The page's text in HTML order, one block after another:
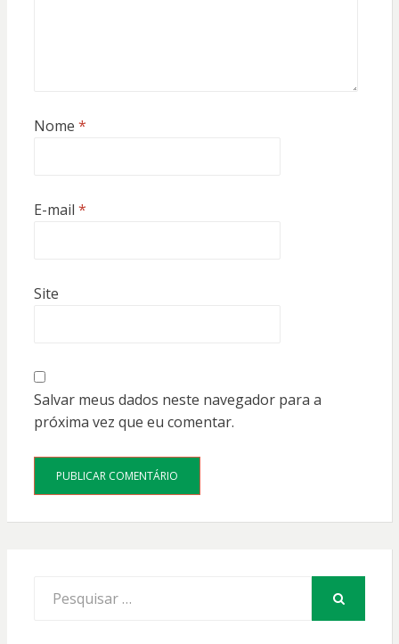
Nome *
E-mail *
Site
Salvar meus dados neste navegador para a
próxima vez que eu comentar.
por: